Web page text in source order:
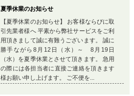
夏季休業のお知らせ
【夏季休業のお知らせ】 お客様ならびに取
引先業者様へ 平素から弊社サービスをご利
用頂きまして誠に有難うございます。 誠に
勝手ながら8月12日（水）～ 8月19日
（水）を夏季休業とさせて頂きます。 急用
の際には各担当者に直接ご連絡を頂きます
様お願い申し上げます。 ご不便を...